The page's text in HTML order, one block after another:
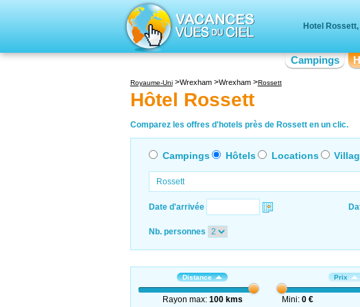
Hotel
Campings
Royaume-Uni Wrexham Wrexham Rossett
Hôtel Rossett
Comparez les offres d'hotels près de Rossett en un clic.
Campings Hôtels Locations
Date d'arrivée
Nb. personnes
Distance
Rayon max: 100 kms
Prix
Mini:0 €